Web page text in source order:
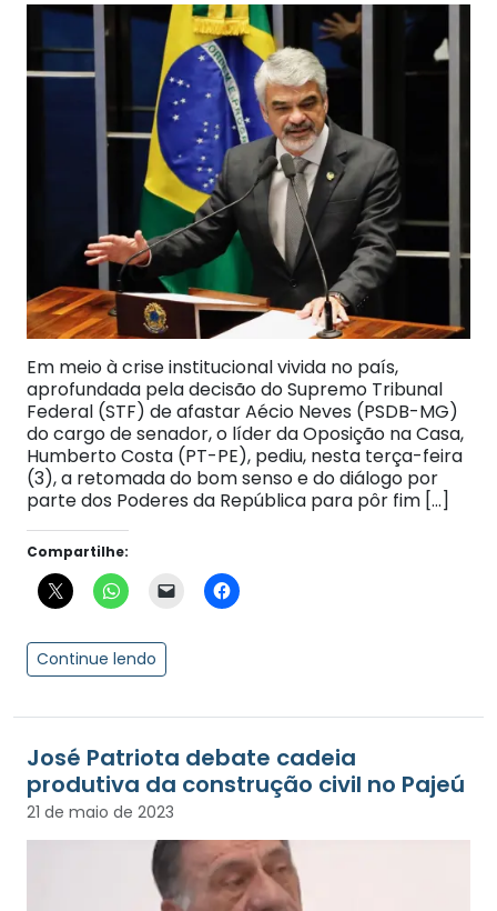
Em meio à crise institucional vivida no país,
aprofundada pela decisão do Supremo Tribunal
Federal (STF) de afastar Aécio Neves (PSDB-MG)
do cargo de senador, o líder da Oposição na Casa,
Humberto Costa (PT-PE), pediu, nesta terça-feira
(3), a retomada do bom senso e do diálogo por
parte dos Poderes da República para pôr fim […]
Compartilhe:
Continue lendo
José Patriota debate cadeia
produtiva da construção civil no Pajeú
21 de maio de 2023